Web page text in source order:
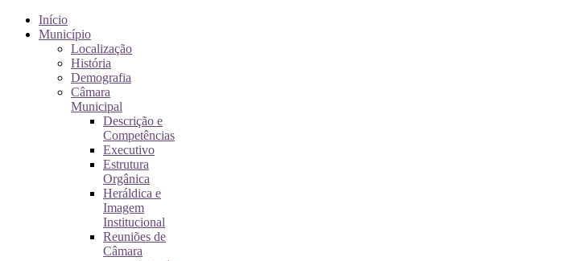
Início
Município
Localização
História
Demografia
Câmara
Municipal
Descrição e
Competências
Executivo
Estrutura
Orgânica
Heráldica e
Imagem
Institucional
Reuniões de
Câmara